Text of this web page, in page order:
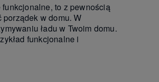
to z pewnością
w domu. W
ładu w Twoim domu.
funkcjonalne i